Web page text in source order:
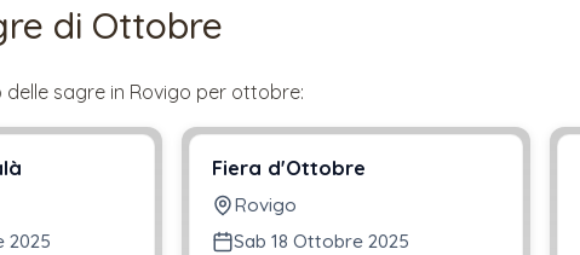
di Ottobre
sagre in Rovigo per ottobre:
2025
Fiera d'Ottobre
Rovigo
Sab 18 Ottobre 2025